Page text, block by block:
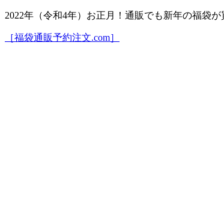
2022年（令和4年）お正月！通販でも新年の福袋
［福袋通販予約注文.com］